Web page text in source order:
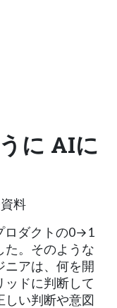
に AIに
料
ロダクトの0→1
た。そのような
ニアは、何を開
ッドに判断して
しい判断や意図